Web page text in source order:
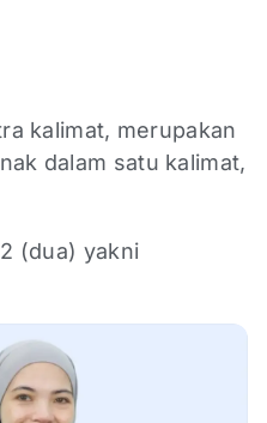
kalimat, merupakan
dalam satu kalimat,
(dua) yakni